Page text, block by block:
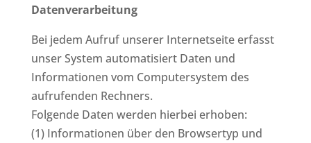
Datenverarbeitung
Bei jedem Aufruf unserer Internetseite erfasst
unser System automatisiert Daten und
Informationen vom Computersystem des
aufrufenden Rechners.
Folgende Daten werden hierbei erhoben:
(1) Informationen über den Browsertyp und